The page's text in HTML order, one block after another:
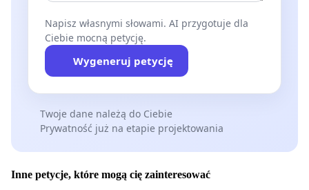
Napisz własnymi słowami. AI przygotuje dla
Ciebie mocną petycję.
Wygeneruj petycję
Twoje dane należą do Ciebie
Prywatność już na etapie projektowania
Inne petycje, które mogą cię zainteresować